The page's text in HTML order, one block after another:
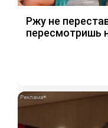
Ржу не
пересмотришь